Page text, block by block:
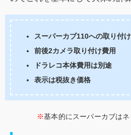
スーパーカブ110への取り付
前後2カメラ取り付け費用
ドラレコ本体費用は別途
表示は税抜き価格
※基本的にスーパーカブはネ